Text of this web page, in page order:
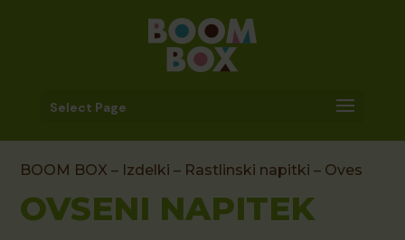
Select Page
BOOM BOX – Izdelki – Rastlinski napitki – Oves
OVSENI NAPITEK